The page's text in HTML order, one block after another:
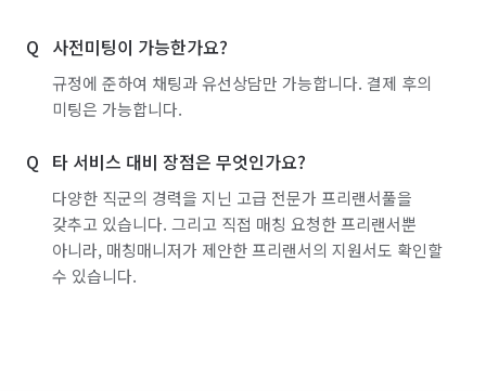
사전미팅이 가능한가요?
규정에 준하여 채팅과 유선상담만 가능합니다. 결제 후의
미팅은 가능합니다.
타 서비스 대비 장점은 무엇인가요?
다양한 직군의 경력을 지닌 고급 전문가 프리랜서풀을
갖추고 있습니다. 그리고 직접 매칭 요청한 프리랜서뿐
아니라, 매칭매니저가 제안한 프리랜서의 지원서도 확인할
수 있습니다.